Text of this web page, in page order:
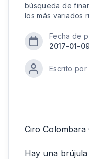
búsqueda de
los más variados
Fecha de
2017-01-
Escrito por
Ciro Colombara
Hay una